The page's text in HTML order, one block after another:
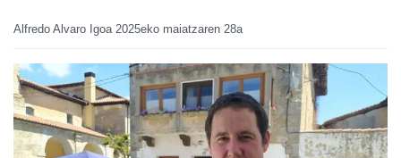
Alfredo Alvaro Igoa 2025eko maiatzaren 28a